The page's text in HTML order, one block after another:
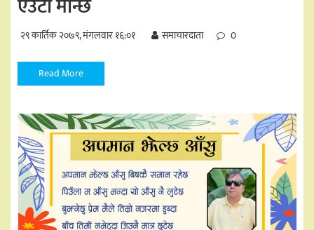
एउटा मान्छे
२९ कार्तिक २०७९, मंगलवार १६:०१ समाचारदाता 0
Read More